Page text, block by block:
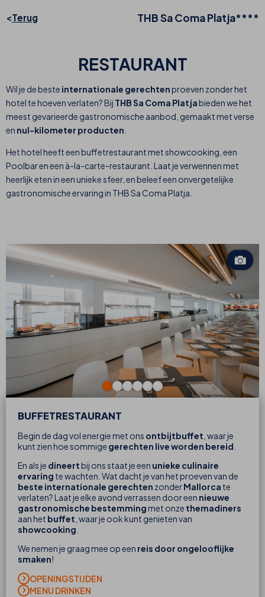
Terug THB Sa Coma Platja****
RESTAURANT
Wil je de beste internationale gerechtenproeven zonder het
hotel te hoeven verlaten? Bij THB Sa Coma Platjabieden we het
meest gevarieerde gastronomische aanbod, gemaakt met verse
en nul-kilometer producten
Het hotel heeft een buffetrestaurant met showcooking, een
Poolbar en een à-la-carte-restaurant. Laat je verwennen met
heerlijk eten in een unieke sfeer, en beleef een onvergetelijke
gastronomische ervaring in THB Sa Coma Platja.
BUFFETRESTAURANT
Begin de dag vol energie met ons ontbijtbuffet , waar je
kunt zien hoe sommige gerechten live worden bereid
En als je dineertbij ons staat je een unieke culinaire
ervaring te wachten. Wat dacht je van het proeven van de
beste internationale gerechten zonderMallorca te
verlaten? Laat je elke avond verrassen door een nieuwe
gastronomische bestemmingmet onze themadiners
aan het buffet , waar je ook kunt genieten van
showcooking
We nemen je graag mee op een reis door ongelooflijke
smaken!
OPENINGSTIJDEN
MENU DRINKEN